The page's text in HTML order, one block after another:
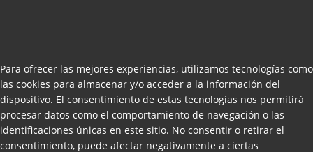
Para ofrecer las mejores experiencias, utilizamos tecnologías como
las cookies para almacenar y/o acceder a la información del
dispositivo. El consentimiento de estas tecnologías nos permitirá
procesar datos como el comportamiento de navegación o las
identificaciones únicas en este sitio. No consentir o retirar el
consentimiento, puede afectar negativamente a ciertas